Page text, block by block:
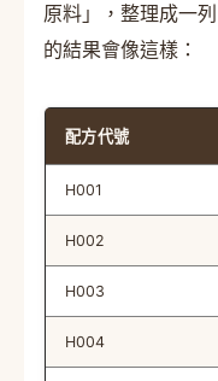
原料」，整理成一
的結果會像這樣：
配方代號
H001
H002
H003
H004